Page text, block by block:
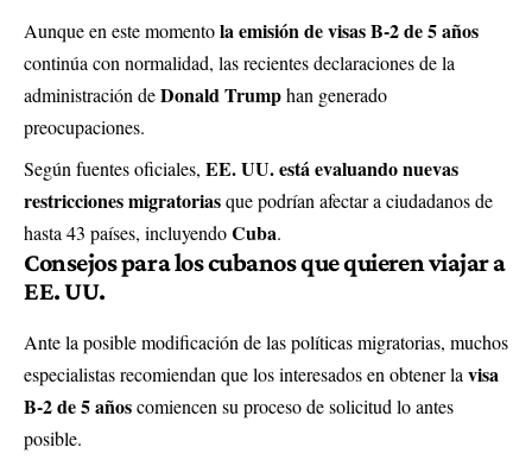
Aunque en este momentola emisión de visas B-2 de 5 años
continúa con normalidad, las recientes declaraciones de la
administración deDonald Trumphan generado
preocupaciones.
Según fuentes oficiales, EE. UU. está evaluando nuevas
restricciones migratoriasque podrían afectar a ciudadanos de
hasta 43 países, incluyendoCuba.
Consejos para los cubanos que quieren viajar a
EE. UU.
Ante la posible modificación de las políticas migratorias, muchos
especialistas recomiendan que los interesados en obtener lavisa
B-2 de 5 añoscomiencen su proceso de solicitud lo antes
posible.